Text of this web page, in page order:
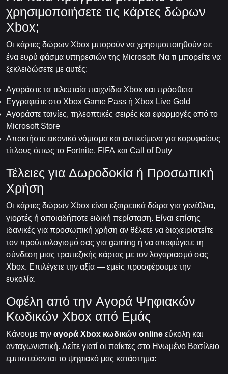
χρησιμοποιήσετε τις κάρτες δώρων
Xbox;
Οι κάρτες δώρων Xbox μπορούν να χρησιμοποιηθούν σε
ένα ευρύ φάσμα υπηρεσιών της Microsoft. Να τι μπορείτε να
ξεκλειδώσετε με αυτές:
Αγοράστε τα τελευταία παιχνίδια Xbox και πρόσθετα
Εγγραφείτε στο Xbox Game Pass ή Xbox Live Gold
Αγοράστε ταινίες, τηλεοπτικές σειρές και εφαρμογές από το
Microsoft Store
Αποκτήστε εικονικό νόμισμα και αντικείμενα για κορυφαίους
τίτλους όπως το Fortnite, FIFA και Call of Duty
Τέλειες για Δωροδοκία ή Προσωπική
Χρήση
Οι κάρτες δώρων Xbox είναι εξαιρετικά δώρα για γενέθλια,
γιορτές ή οποιαδήποτε ειδική περίσταση. Είναι επίσης
ιδανικές για προσωπική χρήση αν θέλετε να διαχειριστείτε
τον προϋπολογισμό σας για gaming ή να αποφύγετε τη
σύνδεση μιας τραπεζικής κάρτας με τον λογαριασμό σας
Xbox. Επιλέγετε την αξία — εμείς προσφέρουμε την
ευκολία.
Οφέλη από την Αγορά Ψηφιακών
Κωδικών Xbox από Εμάς
Κάνουμε την αγορά Xbox κωδικών online εύκολη και
ανταγωνιστική. Δείτε γιατί οι παίκτες στο Ηνωμένο Βασίλειο
εμπιστεύονται το ψηφιακό μας κατάστημα: